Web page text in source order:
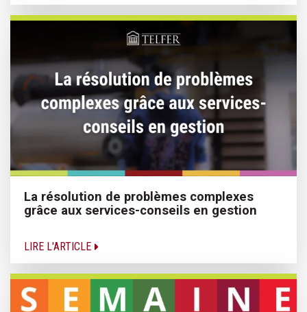
La résolution de problèmes complexes
grâce aux services-conseils en gestion
LIRE L'ARTICLE